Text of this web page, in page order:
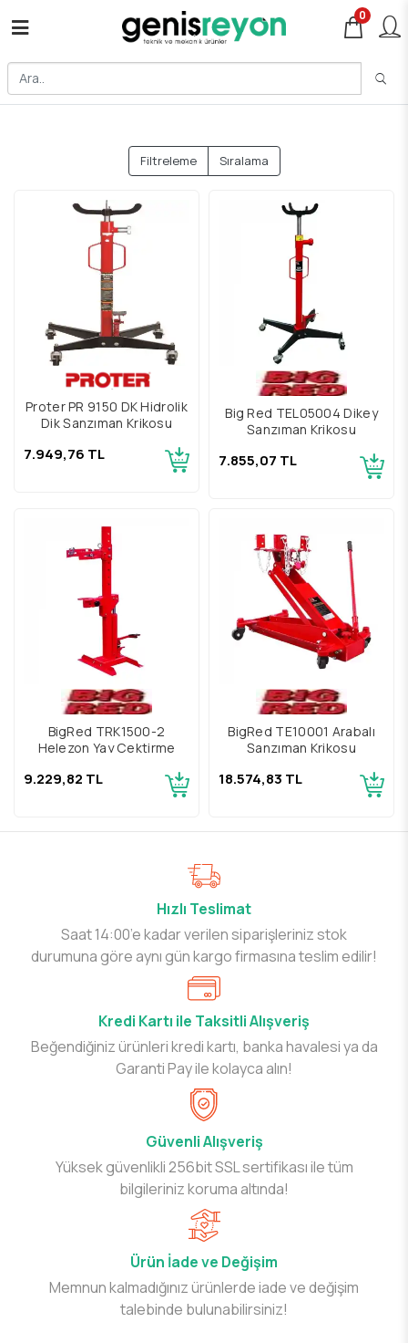
0
Filtreleme Sıralama
Proter PR 9150 DK Hidrolik
Dik Şanzıman Krikosu
7.949,76 TL
Big Red TEL05004 Dikey
Şanzıman Krikosu
7.855,07 TL
BigRed TRK1500-2
Helezon Yay Çektirme
9.229,82 TL
BigRed TE10001 Arabalı
Şanzıman Krikosu
18.574,83 TL
Hızlı Teslimat
Saat 14:00’e kadar verilen siparişleriniz stok
durumuna göre aynı gün kargo firmasına teslim edilir!
Kredi Kartı ile Taksitli Alışveriş
Beğendiğiniz ürünleri kredi kartı, banka havalesi ya da
Garanti Pay ile kolayca alın!
Güvenli Alışveriş
Yüksek güvenlikli 256bit SSL sertifikası ile tüm
bilgileriniz koruma altında!
Ürün İade ve Değişim
Memnun kalmadığınız ürünlerde iade ve değişim
talebinde bulunabilirsiniz!